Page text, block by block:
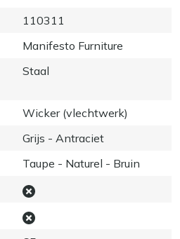
110311
Manifesto Furniture
Staal
Wicker (vlechtwerk)
Grijs - Antraciet
Taupe - Naturel - Bruin